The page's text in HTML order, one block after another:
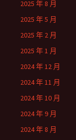
2025 年 8 月
2025 年 5 月
2025 年 2 月
2025 年 1 月
2024 年 12 月
2024 年 11 月
2024 年 10 月
2024 年 9 月
2024 年 8 月